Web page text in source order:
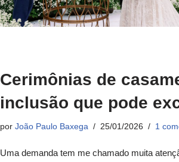
Cerimônias de
inclusão que pode
por João Paulo Baxega 25/01/2026 1
Uma demanda tem me chamado muita